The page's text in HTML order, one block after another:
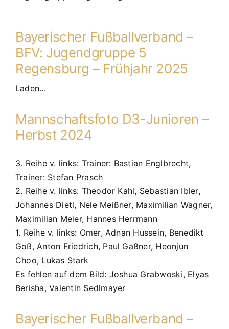
Bayerischer Fußballverband –
BFV: Jugendgruppe 5
Regensburg – Frühjahr 2025
Laden...
Mannschaftsfoto D3-Junioren –
Herbst 2024
3. Reihe v. links: Trainer: Bastian Englbrecht,
Trainer: Stefan Prasch
2. Reihe v. links: Theodor Kahl, Sebastian Ibler,
Johannes Dietl, Nele Meißner, Maximilian Wagner,
Maximilian Meier, Hannes Herrmann
1. Reihe v. links: Omer, Adnan Hussein, Benedikt
Goß, Anton Friedrich, Paul Gaßner, Heonjun
Choo, Lukas Stark
Es fehlen auf dem Bild: Joshua Grabwoski, Elyas
Berisha, Valentin Sedlmayer
Bayerischer Fußballverband –